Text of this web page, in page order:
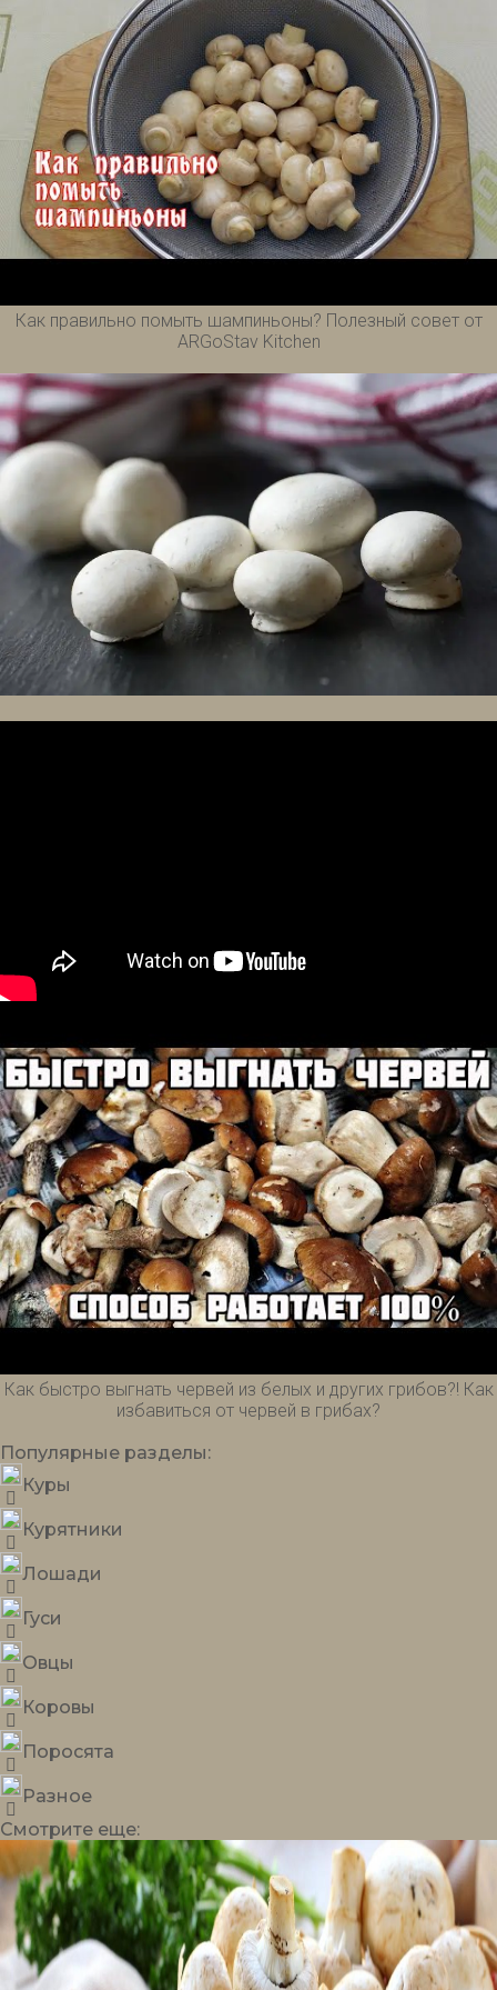
Как правильно помыть шампиньоны? Полезный совет от
ARGoStav Kitchen
Как быстро выгнать червей из белых и других грибов?! Как
избавиться от червей в грибах?
Популярные разделы:
Куры
Курятники
Лошади
Гуси
Овцы
Коровы
Поросята
Разное
Смотрите еще: